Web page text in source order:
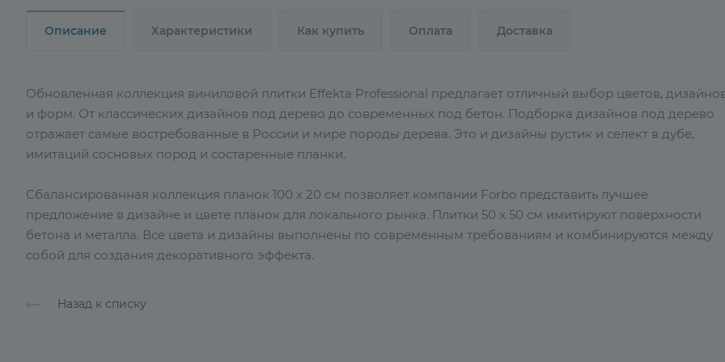
Описание Характеристики Как купить Оплата Доставка
Обновленная коллекция виниловой плитки Effekta Professional предлагает отличный выбор цветов,
и форм. От классических дизайнов под дерево до современных под бетон. Подборка дизайнов под дерево
отражает самые востребованные в России и мире породы дерева. Это и дизайны рустик и селект в дубе,
имитаций сосновых пород и состаренные планки.
Сбалансированная коллекция планок 100 х 20 см позволяет компании Forbo представить лучшее
предложение в дизайне и цвете планок для локального рынка. Плитки 50 x 50 см имитируют поверхности
бетона и металла. Все цвета и дизайны выполнены по современным требованиям и комбинируются между
собой для создания декоративного эффекта.
Назад к списку